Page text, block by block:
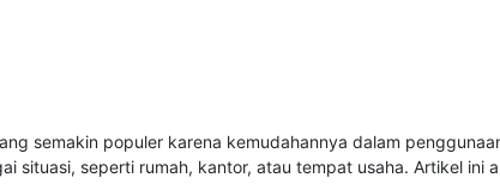
semakin populer karena kemudahannya dalam
situasi, seperti rumah, kantor, atau tempat usaha. Artikel ini